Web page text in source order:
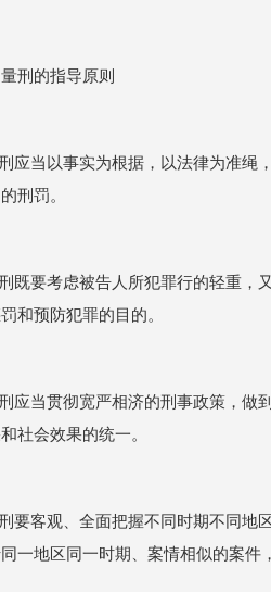
刑的指导原则
应当以事实为根据，以法律为准绳
刑罚。
既要考虑被告人所犯罪行的轻重，
和预防犯罪的目的。
应当贯彻宽严相济的刑事政策，做
社会效果的统一。
要客观、全面把握不同时期不同地
一地区同一时期、案情相似的案件